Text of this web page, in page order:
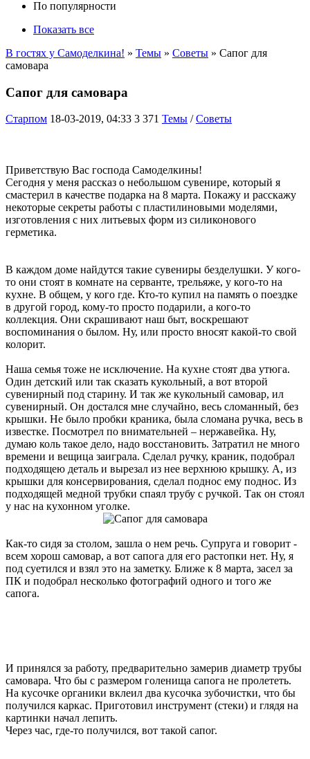
По популярности
Показать все
В гостях у Самоделкина! » Темы » Советы » Сапог для
самовара
Сапог для самовара
Старпом 18-03-2019, 04:33 3 371 Темы /Советы
Приветствую Вас господа Самоделкины!
Сегодня у меня рассказ о небольшом сувенире, который я
смастерил в качестве подарка на 8 марта. Покажу и расскажу
некоторые секреты работы с пластилиновыми моделями,
изготовления с них литьевых форм из силиконового
герметика.
В каждом доме найдутся такие сувениры безделушки. У кого-
то они стоят в комнате на серванте, трельяже, у кого-то на
кухне. В общем, у кого где. Кто-то купил на память о поездке
в другой город, кому-то просто подарили, а кого-то
коллекция. Они скрашивают наш быт, воскрешают
воспоминания о былом. Ну, или просто вносят какой-то свой
колорит.
Наша семья тоже не исключение. На кухне стоят два утюга.
Один детский или так сказать кукольный, а вот второй
сувенирный под старину. И так же кукольный самовар, ил
сувенирный. Он достался мне случайно, весь сломанный, без
крышки. Не было пробки краника, была сломана ручка, весь в
известке. Посмотрел по внимательней – нержавейка. Ну,
думаю коль такое дело, надо восстановить. Затратил не много
времени и вещица заиграла. Сделал ручку, краник, подобрал
подходящею деталь и вырезал из нее верхнюю крышку. А, из
крышки для консервирования, сделал поднос ему поднос. Из
подходящей медной трубки спаял трубу с ручкой. Так он стоял
у нас на кухонном уголке.
Как-то сидя за столом, зашла о нем речь. Супруга и говорит -
всем хорош самовар, а вот сапога для его растопки нет. Ну, я
под суетился и взял это на заметку. Ближе к 8 марта, засел за
ПК и подобрал несколько фотографий одного и того же
сапога.
И принялся за работу, предварительно замерив диаметр трубы
самовара. Что бы с размером голенища сапога не пролететь.
На кусочке органики вклеил два кусочка зубочистки, что бы
получился каркас. Приготовил инструмент (стеки) и глядя на
картинки начал лепить.
Через час, где-то получился, вот такой сапог.